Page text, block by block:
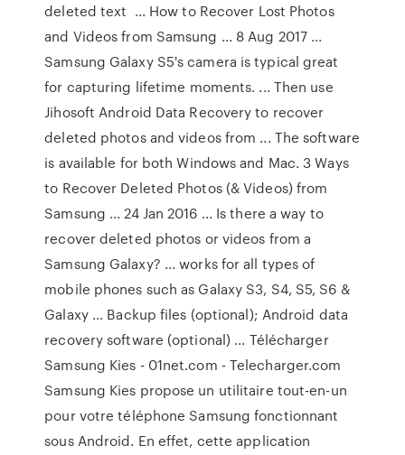
deleted text ... How to Recover Lost Photos
and Videos from Samsung ... 8 Aug 2017 ...
Samsung Galaxy S5's camera is typical great
for capturing lifetime moments. ... Then use
Jihosoft Android Data Recovery to recover
deleted photos and videos from ... The software
is available for both Windows and Mac. 3 Ways
to Recover Deleted Photos (& Videos) from
Samsung ... 24 Jan 2016 ... Is there a way to
recover deleted photos or videos from a
Samsung Galaxy? ... works for all types of
mobile phones such as Galaxy S3, S4, S5, S6 &
Galaxy ... Backup files (optional); Android data
recovery software (optional) ... Télécharger
Samsung Kies - 01net.com - Telecharger.com
Samsung Kies propose un utilitaire tout-en-un
pour votre téléphone Samsung fonctionnant
sous Android. En effet, cette application